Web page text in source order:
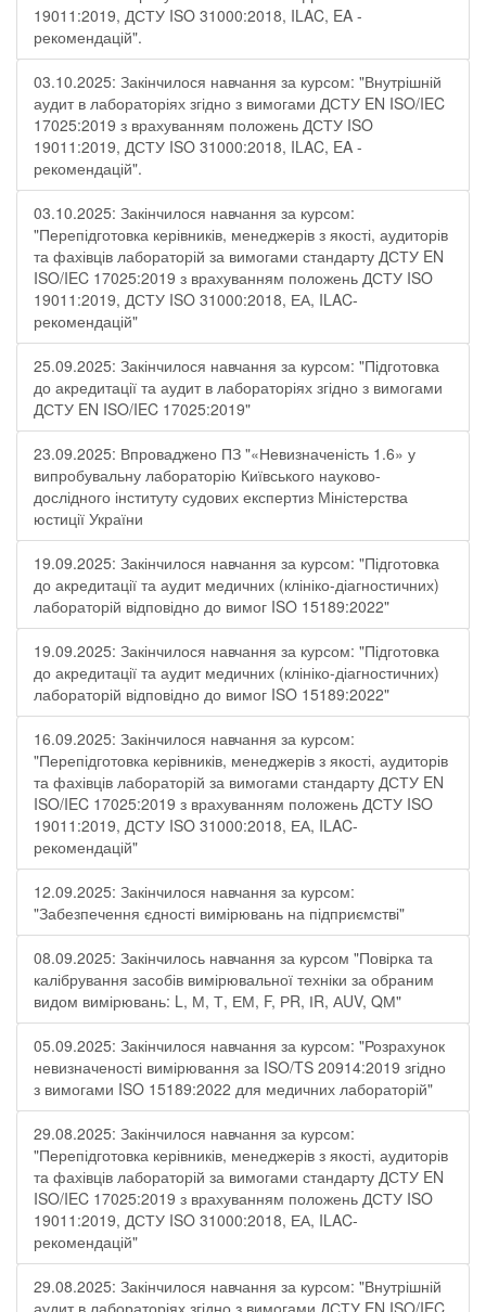
19011:2019, ДСТУ ISO 31000:2018, ILAC, EA -
рекомендацій".
03.10.2025: Закінчилося навчання за курсом: "Внутрішній
аудит в лабораторіях згідно з вимогами ДСТУ EN ISO/IEC
17025:2019 з врахуванням положень ДСТУ ISO
19011:2019, ДСТУ ISO 31000:2018, ILAC, EA -
рекомендацій".
03.10.2025: Закінчилося навчання за курсом:
"Перепідготовка керівників, менеджерів з якості, аудиторів
та фахівців лабораторій за вимогами стандарту ДСТУ EN
ISO/IEC 17025:2019 з врахуванням положень ДСТУ ISO
19011:2019, ДСТУ ISO 31000:2018, ЕА, ILAC-
рекомендацій"
25.09.2025: Закінчилося навчання за курсом: "Підготовка
до акредитації та аудит в лабораторіях згідно з вимогами
ДСТУ EN ISO/IEC 17025:2019"
23.09.2025: Впроваджено ПЗ "«Невизначеність 1.6» у
випробувальну лабораторію Київського науково-
дослідного інституту судових експертиз Міністерства
юстиції України
19.09.2025: Закінчилося навчання за курсом: "Підготовка
до акредитації та аудит медичних (клініко-діагностичних)
лабораторій відповідно до вимог ISO 15189:2022"
19.09.2025: Закінчилося навчання за курсом: "Підготовка
до акредитації та аудит медичних (клініко-діагностичних)
лабораторій відповідно до вимог ISO 15189:2022"
16.09.2025: Закінчилося навчання за курсом:
"Перепідготовка керівників, менеджерів з якості, аудиторів
та фахівців лабораторій за вимогами стандарту ДСТУ EN
ISO/IEC 17025:2019 з врахуванням положень ДСТУ ISO
19011:2019, ДСТУ ISO 31000:2018, ЕА, ILAC-
рекомендацій"
12.09.2025: Закінчилося навчання за курсом:
"Забезпечення єдності вимірювань на підприємстві"
08.09.2025: Закінчилось навчання за курсом "Повірка та
калібрування засобів вимірювальної техніки за обраним
видом вимірювань: L, М, Т, ЕМ, F, РR, ІR, АUV, QМ"
05.09.2025: Закінчилося навчання за курсом: "Розрахунок
невизначеності вимірювання за ISO/TS 20914:2019 згідно
з вимогами ISO 15189:2022 для медичних лабораторій"
29.08.2025: Закінчилося навчання за курсом:
"Перепідготовка керівників, менеджерів з якості, аудиторів
та фахівців лабораторій за вимогами стандарту ДСТУ EN
ISO/IEC 17025:2019 з врахуванням положень ДСТУ ISO
19011:2019, ДСТУ ISO 31000:2018, ЕА, ILAC-
рекомендацій"
29.08.2025: Закінчилося навчання за курсом: "Внутрішній
аудит в лабораторіях згідно з вимогами ДСТУ EN ISO/IEC